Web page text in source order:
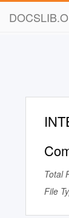
Total
File